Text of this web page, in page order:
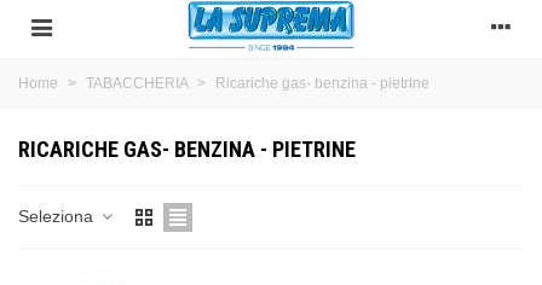
Home > TABACCHERIA > Ricariche gas- benzina - pietrine
RICARICHE GAS- BENZINA - PIETRINE
Seleziona